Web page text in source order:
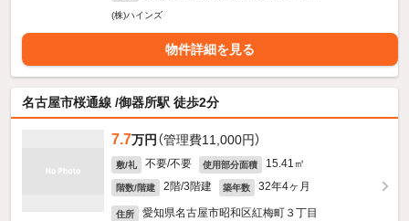
(株)ハインズ
物件詳細を見る
名古屋市桜通線 /御器所駅 徒歩2分
7.7万円 （管理費11,000円）
敷/礼 不要/不要 使用部分面積 15.41㎡
階数/階建 2階/3階建 築年数 32年4ヶ月
住所 愛知県名古屋市昭和区紅梅町３丁目